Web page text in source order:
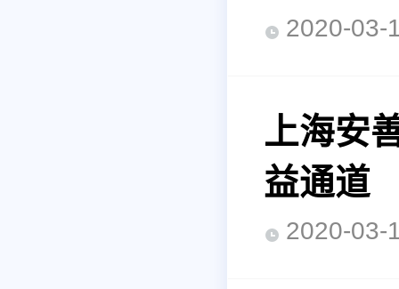
2020-
上海安
益通道
2020-